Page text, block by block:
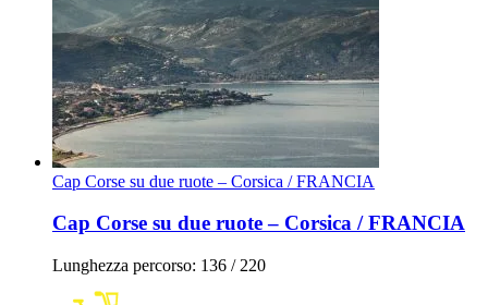
Cap Corse su due ruote – Corsica / FRANCIA
Cap Corse su due ruote – Corsica / FRANCIA
Lunghezza percorso: 136 / 220